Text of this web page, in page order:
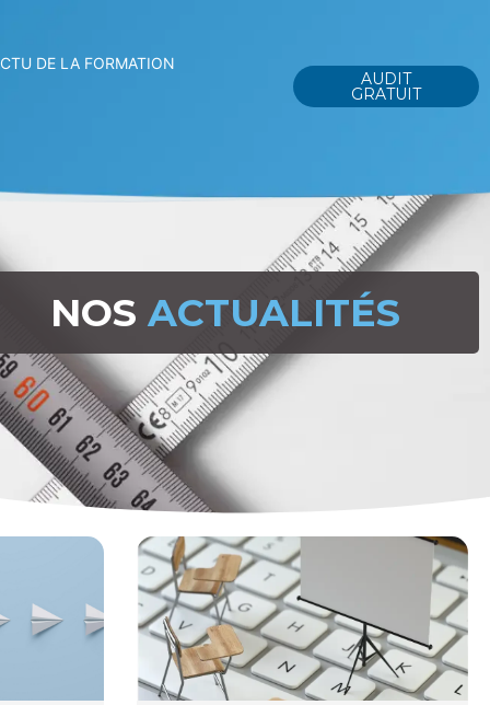
DE LA FORMATION
AUDIT
GRATUIT
NOSACTUALITÉS